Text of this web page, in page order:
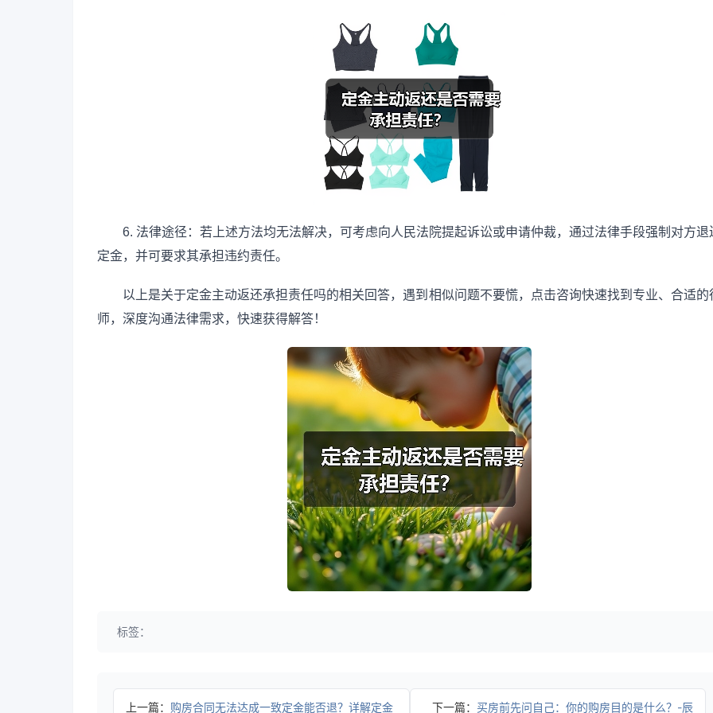
6. 法律途径：若上述方法均无法解决，可考虑向人民法院提起诉讼或申请仲裁，通过法律手段强制对方退
定金，并可要求其承担违约责任。
以上是关于定金主动返还承担责任吗的相关回答，遇到相似问题不要慌，点击咨询快速找到专业、合适的
师，深度沟通法律需求，快速获得解答！
标签：
上一篇： 购房合同无法达成一致定金能否退？详解定金 下一篇： 买房前先问自己：你的购房目的是什么？-辰